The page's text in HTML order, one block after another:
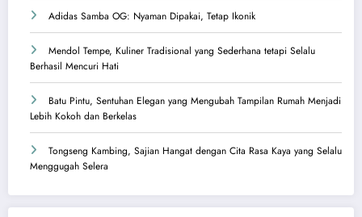
Adidas Samba OG: Nyaman Dipakai, Tetap Ikonik
Mendol Tempe, Kuliner Tradisional yang Sederhana tetapi Selalu
Berhasil Mencuri Hati
Batu Pintu, Sentuhan Elegan yang Mengubah Tampilan Rumah Menjadi
Lebih Kokoh dan Berkelas
Tongseng Kambing, Sajian Hangat dengan Cita Rasa Kaya yang Selalu
Menggugah Selera